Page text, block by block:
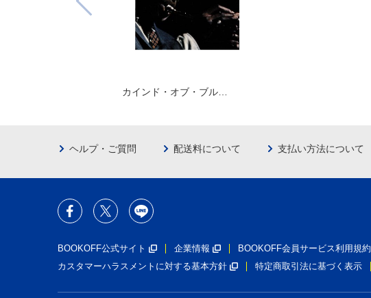
カインド・オブ・ブル…
ヘルプ・ご質問 配送料について 支払い方法について
BOOKOFF公式サイト 企業情報 BOOKOFF会員サービス利用規約
カスタマーハラスメントに対する基本方針
特定商取引法に基づく表示